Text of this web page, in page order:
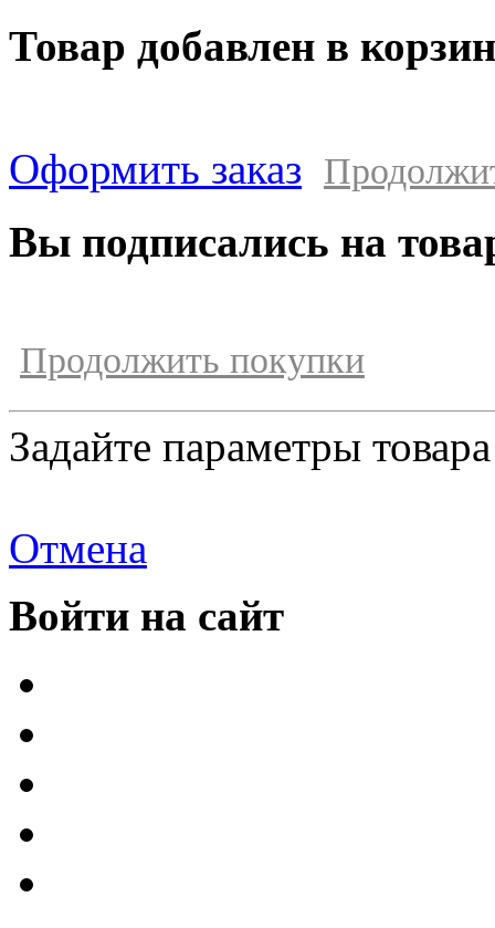
Товар добавлен в
Оформить заказ
Вы подписались на
Продолжить покупки
Задайте параметры товара
Отмена
Войти на сайт